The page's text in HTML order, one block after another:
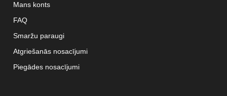
Mans konts
FAQ
Smaržu paraugi
Atgriešanās nosacījumi
Piegādes nosacījumi